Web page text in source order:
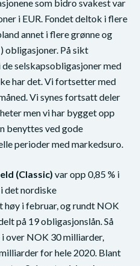
som bidro svakest var
i EUR. Fondet deltok i flere
annet i flere grønne og
obligasjoner. På sikt
selskapsobligasjoner med
har det. Vi fortsetter med
Vi synes fortsatt deler
men vi har bygget opp
benyttes ved gode
perioder med markedsuro.
(Classic) var opp 0,85 % i
det nordiske
høy i februar, og rundt NOK
på 19 obligasjonslån. Så
over NOK 30 milliarder,
for hele 2020. Blant